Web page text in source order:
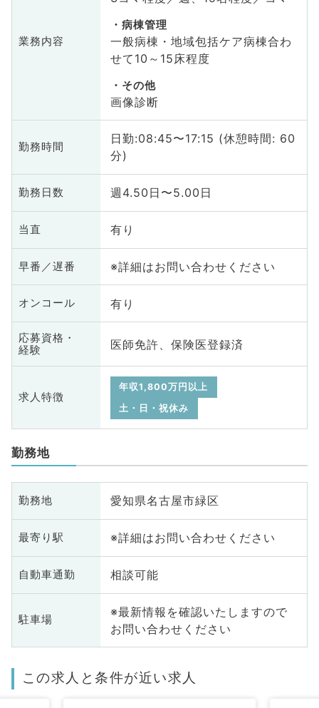
業務内容
病棟管理
一般病棟・地域包括ケア病棟合わ
せて10～15床程度
その他
画像診断
勤務時間
日勤:08:45〜17:15 (休憩時間: 60
分)
勤務日数 週4.50日〜5.00日
当直 有り
早番／遅番 ※詳細はお問い合わせください
オンコール 有り
応募資格・
経験
医師免許、保険医登録済
求人特徴
年収1,800万円以上
土・日・祝休み
勤務地
勤務地 愛知県名古屋市緑区
最寄り駅 ※詳細はお問い合わせください
自動車通勤 相談可能
駐車場
※最新情報を確認いたしますので
お問い合わせください
この求人と条件が近い求人